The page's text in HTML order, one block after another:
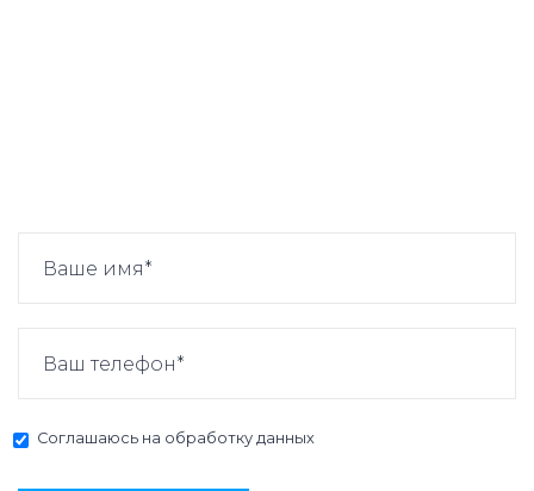
Соглашаюсь на обработку данных